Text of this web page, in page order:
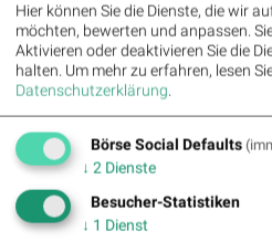
Schreibt uns an:
https://www.welt.de/services/
Datenschutzerklärung:
https://www.welt.de/services/
ng-WELT-DIGITAL.html
Hier können Sie die Dienste, die wir
möchten, bewerten und anpassen.
Aktivieren oder deaktivieren Sie die
halten. Um mehr zu erfahren, lesen
Datenschutzerklärung.
Börse Social Defaults
↓ 2 Dienste
Besucher-Statistiken
↓ 1 Dienst